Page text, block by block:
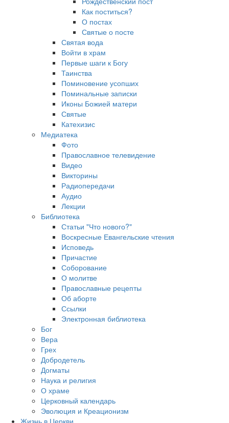
Как поститься?
О постах
Святые о посте
Святая вода
Войти в храм
Первые шаги к Богу
Таинства
Поминовение усопших
Поминальные записки
Иконы Божией матери
Святые
Катехизис
Медиатека
Фото
Православное телевидение
Видео
Викторины
Радиопередачи
Аудио
Лекции
Библиотека
Статьи "Что нового?"
Воскресные Евангельские чтения
Исповедь
Причастие
Соборование
О молитве
Православные рецепты
Об аборте
Ссылки
Электронная библиотека
Бог
Вера
Грех
Добродетель
Догматы
Наука и религия
О храме
Церковный календарь
Эволюция и Креационизм
Жизнь в Церкви